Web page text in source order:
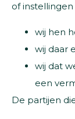
of
wij hen
wij daar
wij dat
een
De partijen